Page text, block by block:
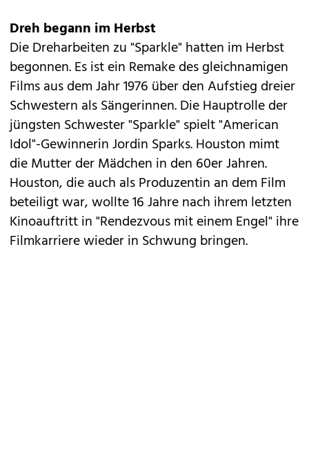
Dreh begann im Herbst
Die Dreharbeiten zu "Sparkle" hatten im Herbst
begonnen. Es ist ein Remake des gleichnamigen
Films aus dem Jahr 1976 über den Aufstieg dreier
Schwestern als Sängerinnen. Die Hauptrolle der
jüngsten Schwester "Sparkle" spielt "American
Idol"-Gewinnerin Jordin Sparks. Houston mimt
die Mutter der Mädchen in den 60er Jahren.
Houston, die auch als Produzentin an dem Film
beteiligt war, wollte 16 Jahre nach ihrem letzten
Kinoauftritt in "Rendezvous mit einem Engel" ihre
Filmkarriere wieder in Schwung bringen.